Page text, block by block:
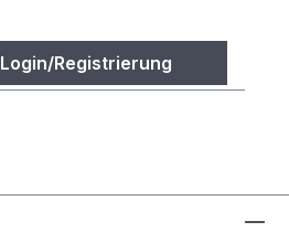
Login/Registrierung